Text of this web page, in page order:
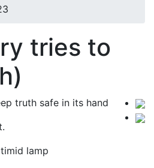
tries to
truth safe in its hand
lamp